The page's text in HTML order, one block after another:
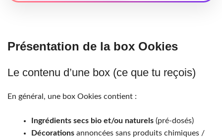
Présentation de la box Ookies
Le contenu d’une box (ce que tu reçois)
En général, une box Ookies contient :
Ingrédients secs bio et/ou naturels (pré-dosés)
Décorations annoncées sans produits chimiques /